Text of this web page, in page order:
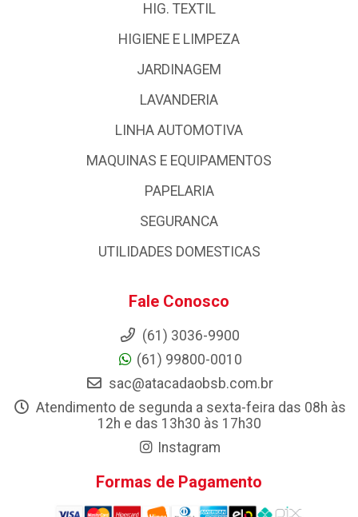
HIG. TEXTIL
HIGIENE E LIMPEZA
JARDINAGEM
LAVANDERIA
LINHA AUTOMOTIVA
MAQUINAS E EQUIPAMENTOS
PAPELARIA
SEGURANCA
UTILIDADES DOMESTICAS
Fale Conosco
(61) 3036-9900
(61) 99800-0010
sac@atacadaobsb.com.br
Atendimento de segunda a sexta-feira das 08h às
12h e das 13h30 às 17h30
Instagram
Formas de Pagamento